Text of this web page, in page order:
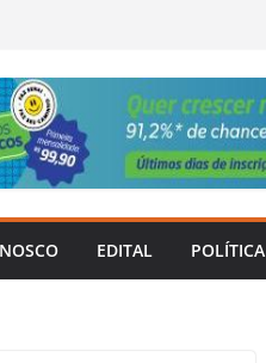
EDITAL POLÍTICA